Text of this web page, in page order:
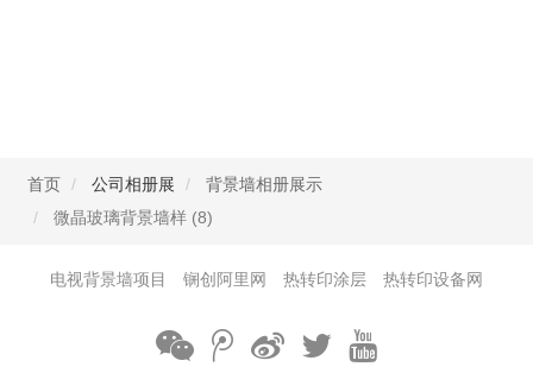
首页 公司相册展
背景墙相册展示
微晶玻璃背景墙样 (8)
电视背景墙项目 锎创阿里网 热转印涂层 热转印设备网